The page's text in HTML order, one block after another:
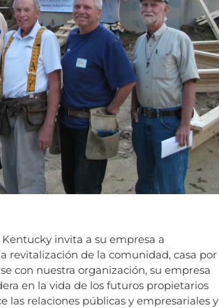
invita a su empresa a
revitalización de la comunidad, casa por
con nuestra organización, su empresa
en la vida de los futuros propietarios
las relaciones públicas y empresariales y